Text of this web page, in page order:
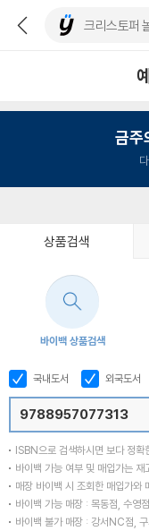
금주
상품검색
바이백 상품검색
국내도서 외국도서
ISBN으로 검색하시면 보다 정확
바이백 가능 여부 및 매입가는 재
매장 바이백 시 조회한 매입가와
바이백 가능 매장 : 목동점, 수영
바이백 불가 매장 : 강서NC점,